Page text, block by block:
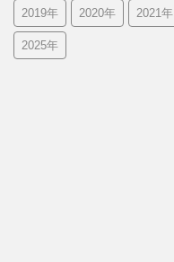
2019年 2020年 2021年
2025年